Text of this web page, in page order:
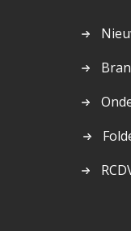
Dit
een